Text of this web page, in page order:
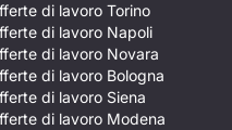
di lavoro Torino
di lavoro Napoli
di lavoro Novara
di lavoro Bologna
di lavoro Siena
di lavoro Modena